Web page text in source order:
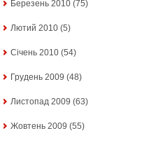
Березень 2010 (75)
Лютий 2010 (5)
Січень 2010 (54)
Грудень 2009 (48)
Листопад 2009 (63)
Жовтень 2009 (55)